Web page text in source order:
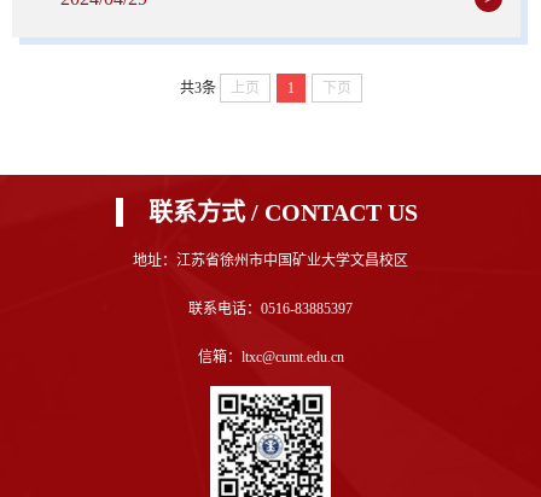
共3条 上页 1 下页
联系方式 / CONTACT US
地址：江苏省徐州市中国矿业大学文昌校区
联系电话：0516-83885397
信箱：ltxc@cumt.edu.cn